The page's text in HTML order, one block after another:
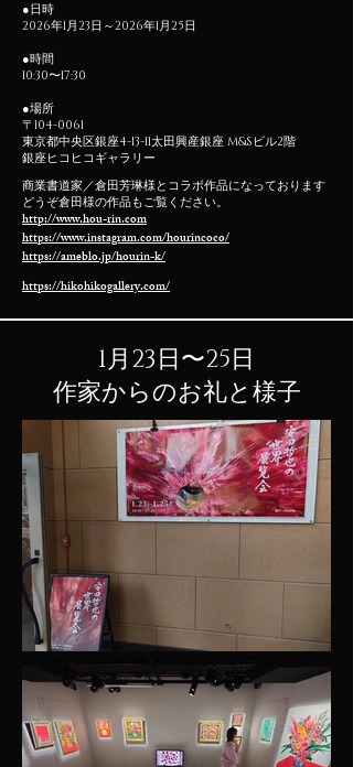
●日時
2026年1月23日～2026年1月25日
●時間
10:30〜17:30
●場所
〒104-0061
東京都中央区銀座4-13-11太田興産銀座 M&Sビル2階
銀座ヒコヒコギャラリー
商業書道家／倉田芳琳様とコラボ作品になっております
どうぞ倉田様の作品もご覧ください。
http://www.hou-rin.com
https://www.instagram.com/hourincoco/
https://ameblo.jp/hourin-k/
https://hikohikogallery.com/
1月23日〜25日
​作家からのお礼と様子